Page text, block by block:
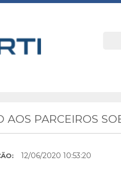
AOS PARCEIROS
12/06/2020 10:53:20